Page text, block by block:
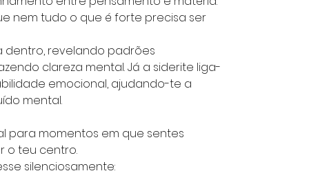
nem tudo o que é forte precisa ser
dentro, revelando padrões
clareza mental. Já a siderite liga-
emocional, ajudando-te a
mental.
para momentos em que sentes
o teu centro.
silenciosamente: